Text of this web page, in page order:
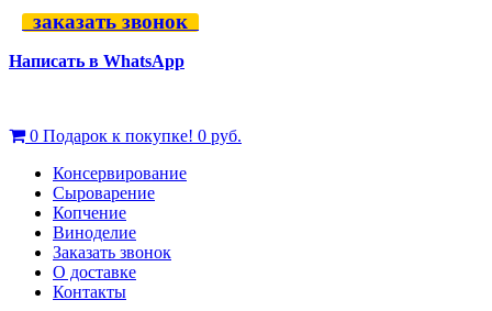
заказать звонок
Написать в WhatsApp
0 Подарок к покупке! 0 руб.
Консервирование
Сыроварение
Копчение
Виноделие
Заказать звонок
О доставке
Контакты